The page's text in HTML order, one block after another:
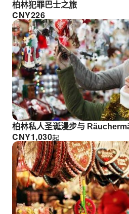
柏林犯罪巴士之旅
CNY226
柏林私人圣诞漫步与
CNY1,030起